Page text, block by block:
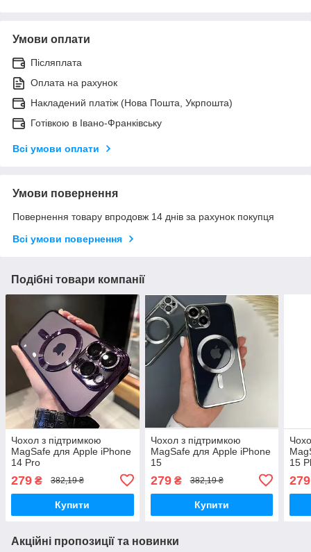
Умови оплати
Післяплата
Оплата на рахунок
Накладений платіж (Нова Пошта, Укрпошта)
Готівкою в Івано-Франківську
Всі умови оплати
Умови повернення
Повернення товару впродовж 14 днів за рахунок покупця
Всі умови повернення
Подібні товари компанії
Чохол з підтримкою
MagSafe для Apple iPhone
14 Pro
279 ₴ 382,19 ₴
Купити
Чохол з підтримкою
MagSafe для Apple iPhone
15
279₴ 382,19 ₴
Купити
15
279
Акційні пропозиції та новинки